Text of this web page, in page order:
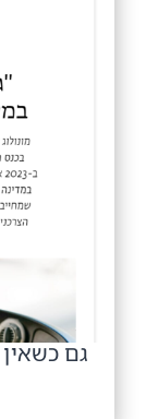
גם